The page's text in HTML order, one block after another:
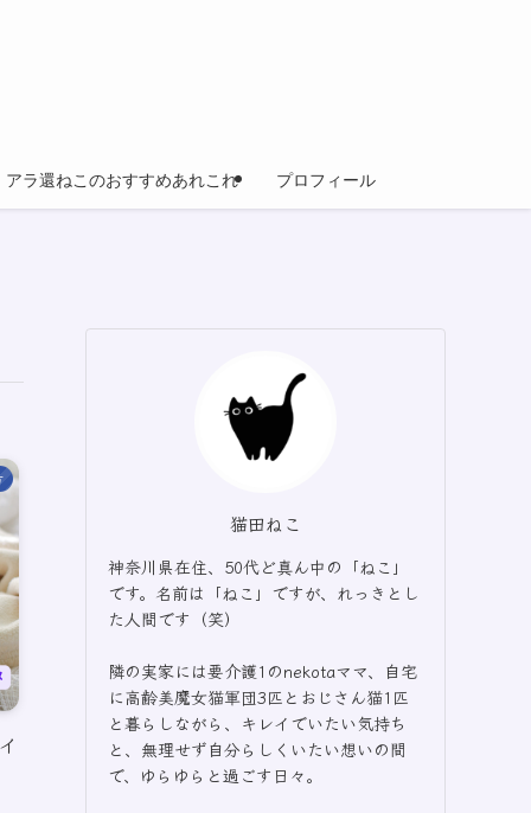
アラ還ねこのおすすめあれこれ プロフィール
猫田ねこ
神奈川県在住、50代ど真ん中の「ねこ」
です。名前は「ねこ」ですが、れっきとし
た人間です（笑）
隣の実家には要介護1のnekotaママ、自宅
に高齢美魔女猫軍団3匹とおじさん猫1匹
と暮らしながら、キレイでいたい気持ち
と、無理せず自分らしくいたい想いの間
で、ゆらゆらと過ごす日々。